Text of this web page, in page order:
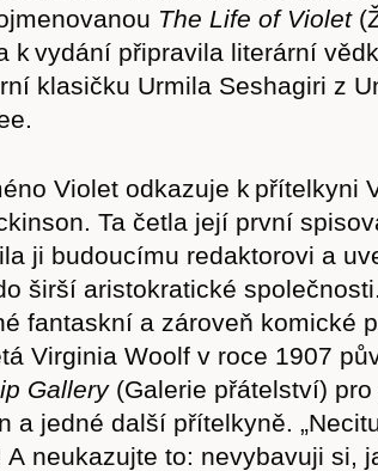
The Life of Violet
k vydání připravila literární
klasičku Urmila Seshagiri z
Violet odkazuje k přítelkyni
Ta četla její první
ji budoucímu redaktorovi a
širší aristokratické
fantaskní a zároveň komické
Virginia Woolf v roce 1907
Gallery(Galerie přátelství) pro
a jedné další přítelkyně.
A neukazujte to: nevybavuji si,